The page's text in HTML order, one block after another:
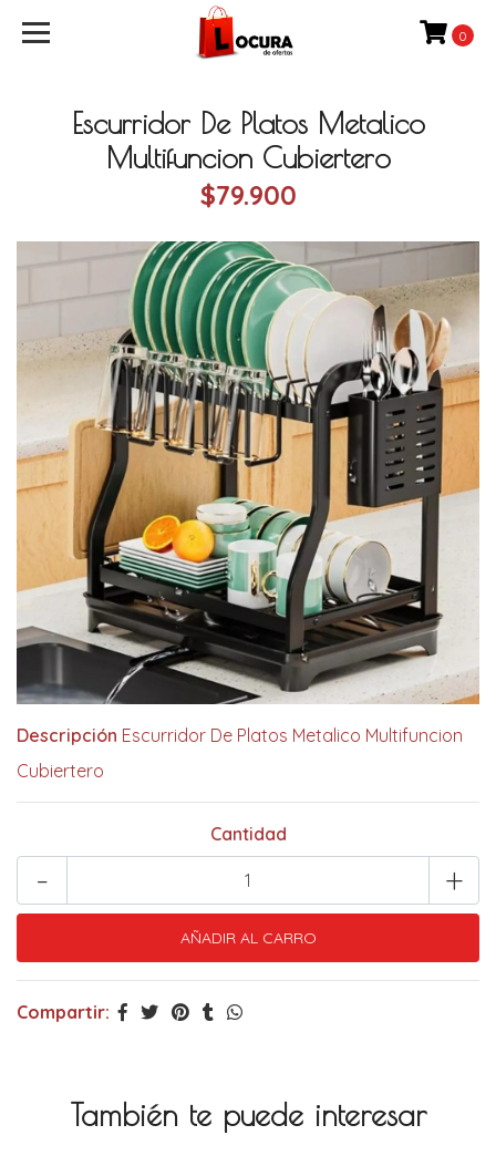
0
Escurridor De Platos Metalico
Multifuncion Cubiertero
$79.900
Descripción Escurridor De Platos Metalico Multifuncion
Cubiertero
Cantidad
+
-
Compartir:
También te puede interesar